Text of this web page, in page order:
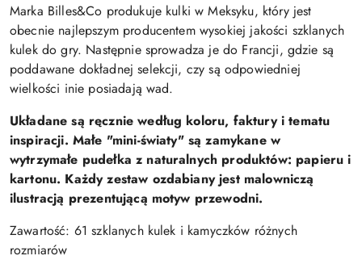
Marka Billes&Co produkuje kulki w Meksyku, który jest
obecnie najlepszym producentem wysokiej jakości szklanych
kulek do gry. Następnie sprowadza je do Francji, gdzie są
poddawane dokładnej selekcji, czy są odpowiedniej
wielkości inie posiadają wad.
Układane są ręcznie według koloru, faktury i tematu
inspiracji. Małe "mini-światy" są zamykane w
wytrzymałe pudełka z naturalnych produktów: papieru i
kartonu. Każdy zestaw ozdabiany jest malowniczą
ilustracją prezentującą motyw przewodni.
Zawartość: 61 szklanych kulek i kamyczków różnych
rozmiarów